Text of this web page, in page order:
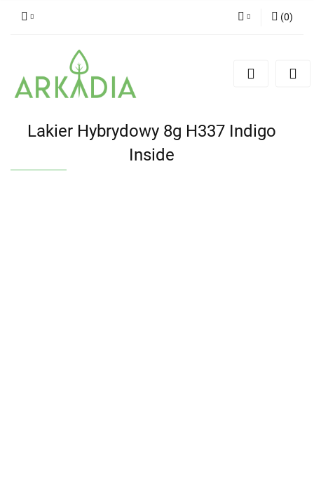
(0)
Lakier Hybrydowy 8g H337 Indigo
Inside